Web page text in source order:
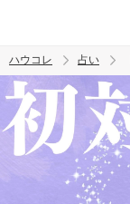
トレンド ワード
ハウコレ 占い